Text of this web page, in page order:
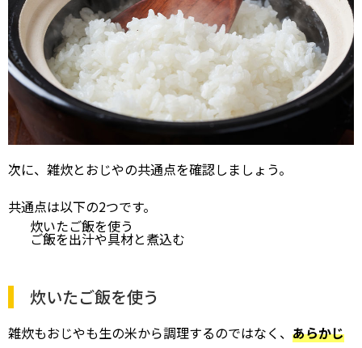
次に、雑炊とおじやの共通点を確認しましょう。
共通点は以下の2つです。
炊いたご飯を使う
ご飯を出汁や具材と煮込む
炊いたご飯を使う
雑炊もおじやも生の米から調理するのではなく、 あらかじ